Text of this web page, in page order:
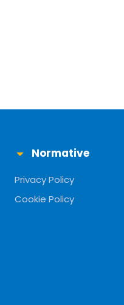
Normative
Privacy Policy
Cookie Policy